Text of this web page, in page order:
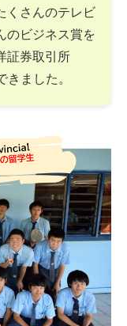
くさんのテレビ
のビジネス賞を
証券取引所
きました。